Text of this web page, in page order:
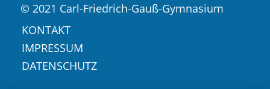
© 2021 Carl-Friedrich-Gauß-Gymnasium
KONTAKT
IMPRESSUM
DATENSCHUTZ